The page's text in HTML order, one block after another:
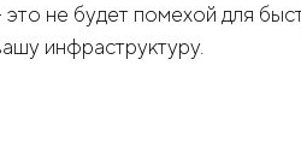
не будет помехой для
инфраструктуру.